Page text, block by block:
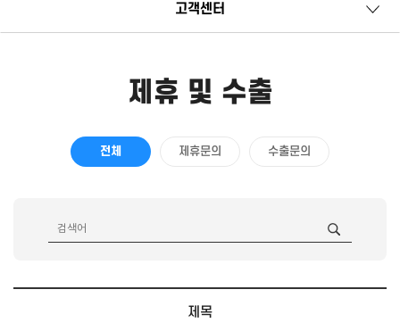
고객센터
제휴 및 수출
전체 제휴문의 수출문의
제목